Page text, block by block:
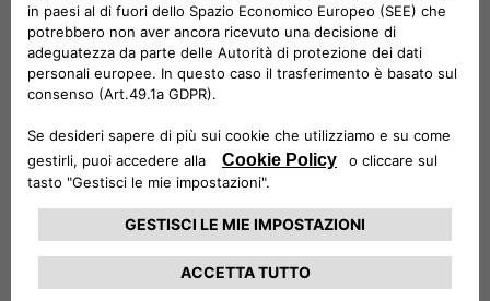
intelligente, flessibile e connesso che funziona in sicurezza
fino a 22 kW. Grazie alle opzioni di connettività 4G/Wi-Fi e al
back-end, è possibile monitorare le sessioni di ricarica in
tutta comodità, grazie alla tecnologia di identificazione RFID
dispositivi di ricarica eProWallbox hanno recentemente
ottenuto la Certificazione Type Approved TÜV Rheinland,
rispettando i rigorosi standard di questo ente certificatore,
rendendo Free2move eSolutions uno dei produttori europei
di EVSE (Electric Vehicle Supply Equipment) più attenti alla
sicurezza del consumatore.